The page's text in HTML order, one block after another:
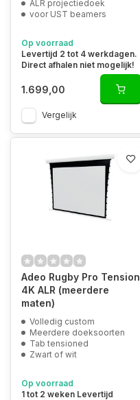
ALR projectiedoek
voor UST beamers
Op voorraad
Levertijd 2 tot 4 werkdagen.
Direct afhalen niet mogelijk!
1.699,00
Vergelijk
Adeo Rugby Pro Tension
4K ALR (meerdere
maten)
Volledig custom
Meerdere doeksoorten
Tab tensioned
Zwart of wit
Op voorraad
1 tot 2 weken Levertijd